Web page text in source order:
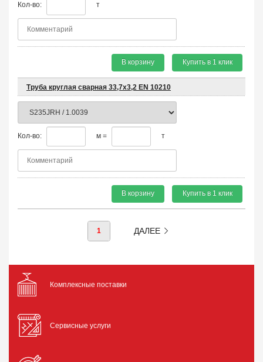
Кол-во: т
В корзину Купить в 1 клик
Труба круглая сварная 33,7х3,2 EN 10210
Кол-во: м = т
В корзину Купить в 1 клик
1 ДАЛЕЕ
Комплексные поставки
Сервисные услуги